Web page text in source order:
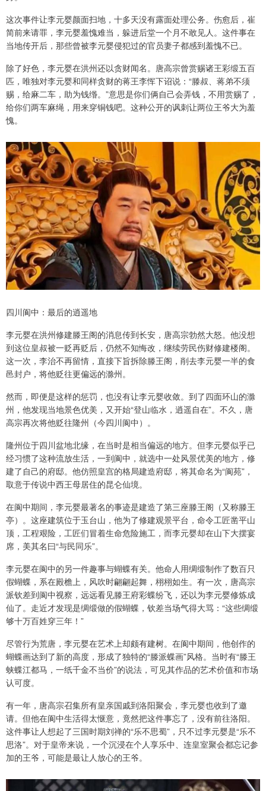
这次事件让李元婴颜面扫地，十多天没有露面处理公务。伤愈后，崔
简前来请罪，李元婴羞愧难当，躲进后堂一个月不敢见人。这件事在
当地传开后，那些曾被李元婴侵犯过的官员妻子都感到羞愧不已。
除了好色，李元婴在洪州还以贪财闻名。唐高宗曾赏赐诸王彩缎五百
匹，唯独对李元婴和同样贪财的蒋王李恽下诏说：“滕叔、蒋弟不须
赐，给麻二车，助为钱缗。”意思是你们俩自己会弄钱，不用赏赐了，
给你们两车麻绳，用来穿铜钱吧。这种公开的讽刺让两位王爷大为羞
愧。
四川阆中：最后的逍遥地
李元婴在洪州修建滕王阁的消息传到长安，唐高宗勃然大怒。他没想
到这位皇叔被一贬再贬后，仍然不知悔改，继续劳民伤财修建楼阁。
这一次，李治不再留情，直接下旨拆除滕王阁，削去李元婴一半的食
邑封户，将他贬往更偏远的滁州。
然而，即便是这样的惩罚，也没有让李元婴收敛。到了四面环山的滁
州，他发现当地景色优美，又开始“登山临水，逍遥自在”。不久，唐
高宗再次将他贬往隆州（今四川阆中）。
隆州位于四川盆地北缘，在当时是相当偏远的地方。但李元婴似乎已
经习惯了这种流放生活，一到阆中，就选中一处风景优美的地方，修
建了自己的府邸。他仿照皇宫的格局建造府邸，将其命名为“阆苑”，
取意于传说中西王母居住的昆仑仙境。
在阆中期间，李元婴最著名的事迹是建造了第三座滕王阁（又称滕王
亭）。这座建筑位于玉台山，他为了修建观景平台，命令工匠凿平山
顶，工程艰险，工匠们冒着生命危险施工，而李元婴却在山下大摆宴
席，美其名曰“与民同乐”。
李元婴在阆中的另一件趣事与蝴蝶有关。他命人用绸缎制作了数百只
假蝴蝶，系在殿檐上，风吹时翩翩起舞，栩栩如生。有一次，唐高宗
派钦差到阆中视察，远远看见滕王府彩蝶纷飞，还以为李元婴修炼成
仙了。走近才发现是绸缎做的假蝴蝶，钦差当场气得大骂：“这些绸缎
够十万百姓穿三年！”
尽管行为荒唐，李元婴在艺术上却颇有建树。在阆中期间，他创作的
蝴蝶画达到了新的高度，形成了独特的“滕派蝶画”风格。当时有“滕王
蛱蝶江都马，一纸千金不当价”的说法，可见其作品的艺术价值和市场
认可度。
有一年，唐高宗召集所有皇亲国戚到洛阳聚会，李元婴也收到了邀
请。但他在阆中生活得太惬意，竟然把这件事忘了，没有前往洛阳。
这件事让人想起了三国时期刘禅的“乐不思蜀”，只不过李元婴是“乐不
思洛”。对于皇帝来说，一个沉浸在个人享乐中、连皇室聚会都忘记参
加的王爷，可能是最让人放心的王爷。